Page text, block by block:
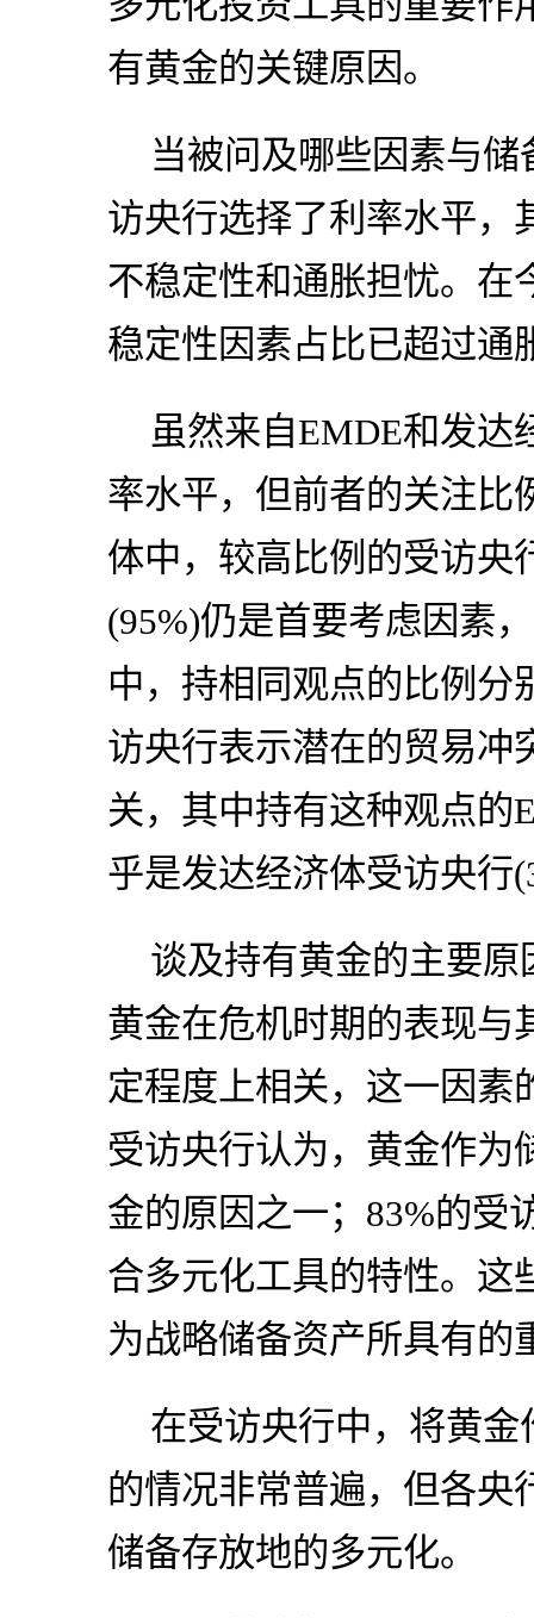
有黄金的关键原因。
当被问及哪些因素与
访央行选择了利率水平，
不稳定性和通胀担忧。在
稳定性因素占比已超过通
虽然来自EMDE和发达
率水平，但前者的关注比
体中，较高比例的受访央
(95%)仍是首要考虑因素
中，持相同观点的比例分
访央行表示潜在的贸易冲
关，其中持有这种观点的
乎是发达经济体受访央行
谈及持有黄金的主要
黄金在危机时期的表现与
定程度上相关，这一因素
受访央行认为，黄金作为
金的原因之一；83%的受
合多元化工具的特性。这
为战略储备资产所具有的
在受访央行中，将黄
的情况非常普遍，但各央
储备存放地的多元化。